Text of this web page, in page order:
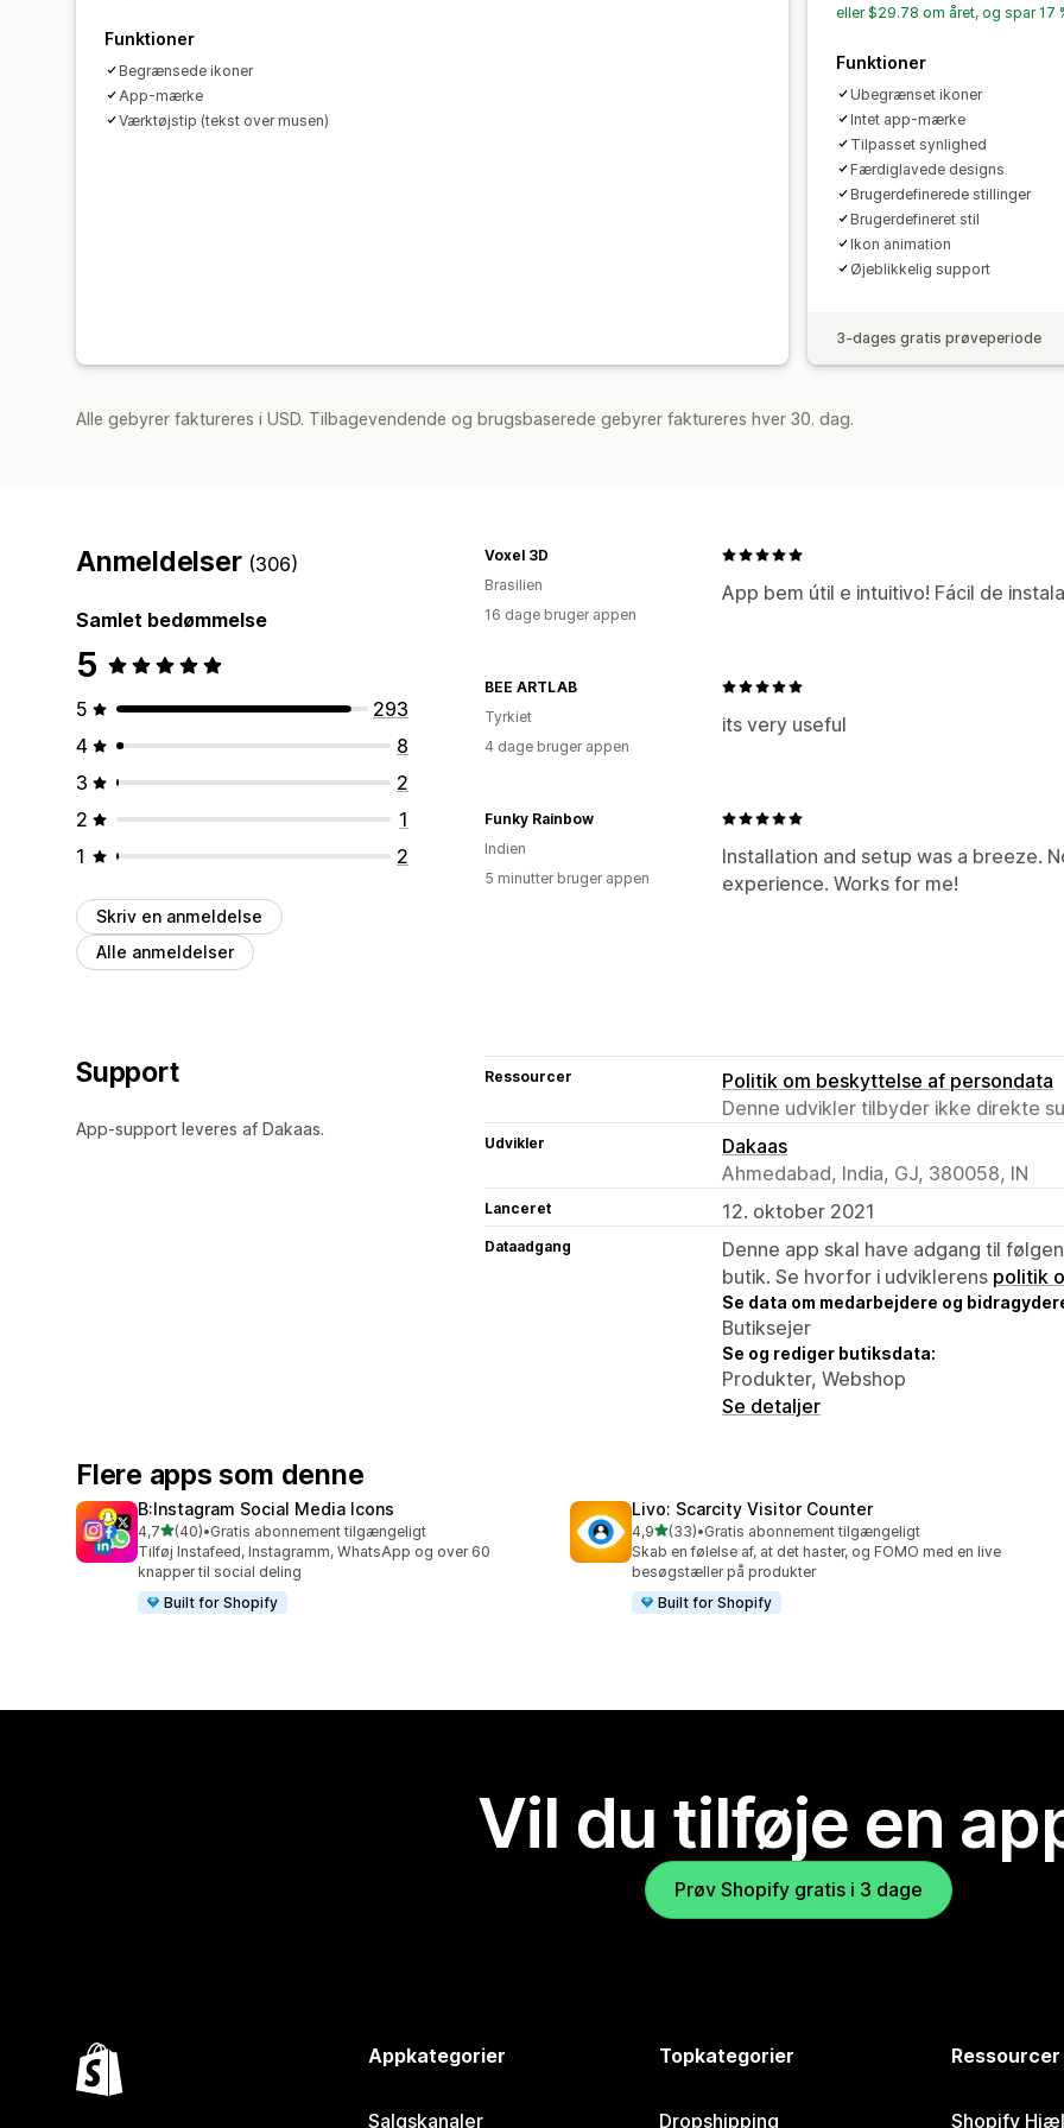
Funktioner
Begrænsede ikoner
App-mærke
Værktøjstip (tekst over musen)
eller $29.78 om året, og spar 17
Funktioner
Ubegrænset ikoner
Intet app-mærke
Tilpasset synlighed
Færdiglavede designs
Brugerdefinerede stillinger
Brugerdefineret stil
Ikon animation
Øjeblikkelig support
3-dages gratis prøveperiode
Alle gebyrer faktureres i USD. Tilbagevendende og brugsbaserede gebyrer faktureres hver 30. dag.
Anmeldelser (306)
Samlet bedømmelse
5
5
293
4
8
3
2
2
1
1
2
Skriv en anmeldelse
Alle anmeldelser
App bem útil e intuitivo! Fácil de
Voxel 3D
Brasilien
16 dage bruger appen
its very useful
BEE ARTLAB
Tyrkiet
4 dage bruger appen
Installation and setup was a breeze.
experience. Works for me!
Funky Rainbow
Indien
5 minutter bruger appen
Support
App-support leveres af Dakaas.
Ressourcer
Politik om beskyttelse af persondata
Denne udvikler tilbyder ikke direkte
Udvikler
Dakaas
Ahmedabad, India, GJ, 380058, IN
Lanceret 12. oktober 2021
Dataadgang
Denne app skal have adgang til
butik. Se hvorfor i udviklerens politik
Se data om medarbejdere og
Butiksejer
Se og rediger butiksdata:
Produkter, Webshop
Se detaljer
Flere apps som denne
B:Instagram Social Media Icons
4,7ud af 5 stjerner
(40)
40 anmeldelser i alt
•Gratis abonnement tilgængeligt
Tilføj Instafeed, Instagramm, WhatsApp og over 60
knapper til social deling
Built for Shopify
Livo: Scarcity Visitor Counter
4,9ud af 5 stjerner
(33)
33 anmeldelser i alt
•Gratis abonnement tilgængeligt
Skab en følelse af, at det haster, og FOMO med en live
besøgstæller på produkter
Built for Shopify
Vil du tilføje en
Prøv Shopify gratis i 3 dage
Appkategorier
Salgskanaler
Topkategorier
Dropshipping
Ressourcer
Shopify